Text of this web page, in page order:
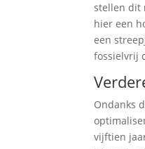
stellen dit
hier een
een
fossielvrij
Ondanks
vijftien